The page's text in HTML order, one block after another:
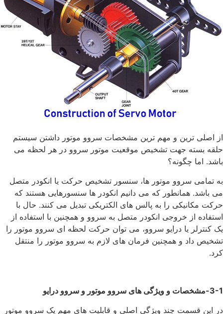
از اصلی ترین و مهم ترین مشخصات سروو موتور داشتن سیستم
حلقه بسته جهت تشخیص موقعیت موتور سروو در هر لحظه می
باشد. اما چگونه؟
به تمامی سروو موتور ها، سنسور تشخیص حرکت یا انکودر متصل
می باشد. همانطور که می دانیم انکودر ها سنسورهایی هستند که
حرکت مکانیکی را به پالس های الکتریکی تبدیل می کنند. حال با
استفاده از خروجی انکودر متصل به سروو و همچنین با استفاده از
یک کنترلر یا درایو سروو، می توان حرکت لحظه ای سروو موتور را
تشخیص داد و همچنین فرمان های لازم به سروو موتور را منتقل
کرد.
3-1-مشخصات و ویژگی های سروو موتور و سروو درایو
در این قسمت چند ویژگی اصلی و قابلیت های مهم یک سروو موتور